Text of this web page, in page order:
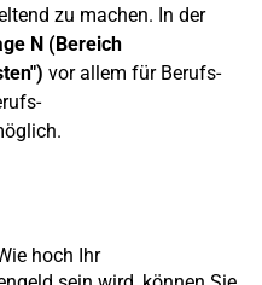
zu machen. In der
N (Bereich
vor allem für Berufs-
hoch Ihr